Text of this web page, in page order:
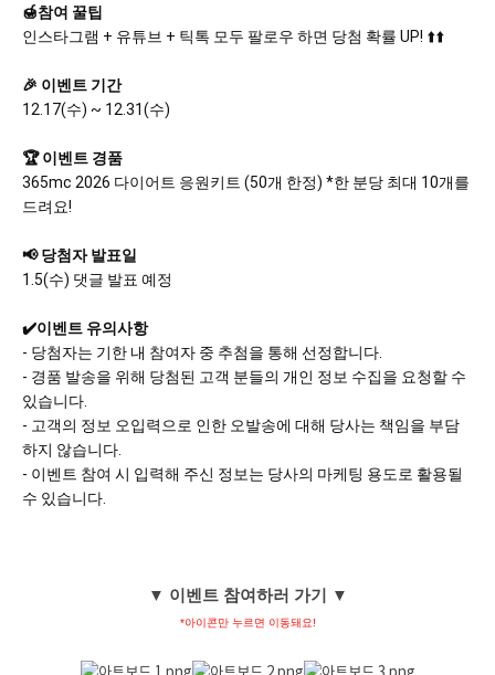
🍯참여 꿀팁
인스타그램 + 유튜브 + 틱톡 모두 팔로우 하면 당첨 확률 UP! ⬆️⬆️
🎉 이벤트 기간
12.17(수) ~ 12.31(수)
🏆 이벤트 경품
365mc 2026 다이어트 응원키트 (50개 한정) *한 분당 최대 10개를
드려요!
📢 당첨자 발표일
1.5(수) 댓글 발표 예정
✔️이벤트 유의사항
- 당첨자는 기한 내 참여자 중 추첨을 통해 선정합니다.
- 경품 발송을 위해 당첨된 고객 분들의 개인 정보 수집을 요청할 수
있습니다.
- 고객의 정보 오입력으로 인한 오발송에 대해 당사는 책임을 부담
하지 않습니다.
- 이벤트 참여 시 입력해 주신 정보는 당사의 마케팅 용도로 활용될
수 있습니다.
▼ 이벤트 참여하러 가기 ▼
*아이콘만 누르면 이동돼요!